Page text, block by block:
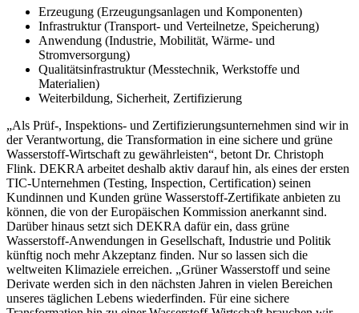
Erzeugung (Erzeugungsanlagen und Komponenten)
Infrastruktur (Transport- und Verteilnetze, Speicherung)
Anwendung (Industrie, Mobilität, Wärme- und
Stromversorgung)
Qualitätsinfrastruktur (Messtechnik, Werkstoffe und
Materialien)
Weiterbildung, Sicherheit, Zertifizierung
„Als Prüf-, Inspektions- und Zertifizierungsunternehmen sind wir in
der Verantwortung, die Transformation in eine sichere und grüne
Wasserstoff-Wirtschaft zu gewährleisten“, betont Dr. Christoph
Flink. DEKRA arbeitet deshalb aktiv darauf hin, als eines der ersten
TIC-Unternehmen (Testing, Inspection, Certification) seinen
Kundinnen und Kunden grüne Wasserstoff-Zertifikate anbieten zu
können, die von der Europäischen Kommission anerkannt sind.
Darüber hinaus setzt sich DEKRA dafür ein, dass grüne
Wasserstoff-Anwendungen in Gesellschaft, Industrie und Politik
künftig noch mehr Akzeptanz finden. Nur so lassen sich die
weltweiten Klimaziele erreichen. „Grüner Wasserstoff und seine
Derivate werden sich in den nächsten Jahren in vielen Bereichen
unseres täglichen Lebens wiederfinden. Für eine sichere